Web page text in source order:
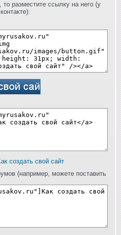
разместите ссылку на него (у
создать свой сайт
(например, можете поставить